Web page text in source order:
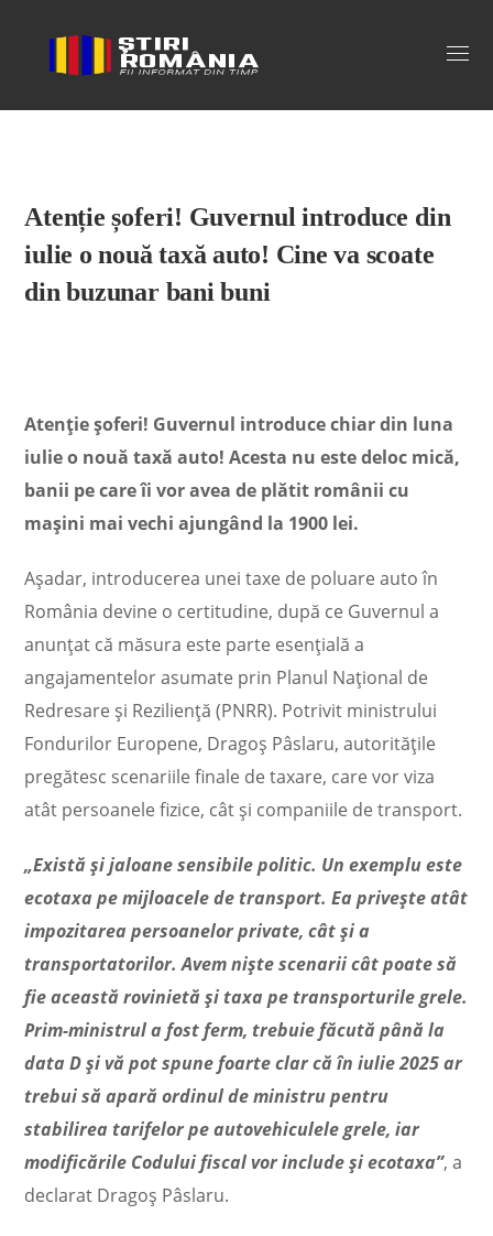
Stiri Romania
Atenție șoferi! Guvernul introduce din
iulie o nouă taxă auto! Cine va scoate
din buzunar bani buni
Atenție șoferi! Guvernul introduce chiar din luna
iulie o nouă taxă auto! Acesta nu este deloc mică,
banii pe care îi vor avea de plătit românii cu
mașini mai vechi ajungând la 1900 lei.
Așadar, introducerea unei taxe de poluare auto în
România devine o certitudine, după ce Guvernul a
anunțat că măsura este parte esențială a
angajamentelor asumate prin Planul Național de
Redresare și Reziliență (PNRR). Potrivit ministrului
Fondurilor Europene, Dragoș Pâslaru, autoritățile
pregătesc scenariile finale de taxare, care vor viza
atât persoanele fizice, cât și companiile de transport.
„Există și jaloane sensibile politic. Un exemplu este
ecotaxa pe mijloacele de transport. Ea privește atât
impozitarea persoanelor private, cât și a
transportatorilor. Avem niște scenarii cât poate să
fie această rovinietă și taxa pe transporturile grele.
Prim-ministrul a fost ferm, trebuie făcută până la
data D și vă pot spune foarte clar că în iulie 2025 ar
trebui să apară ordinul de ministru pentru
stabilirea tarifelor pe autovehiculele grele, iar
modificările Codului fiscal vor include și ecotaxa”, a
declarat Dragoș Pâslaru.